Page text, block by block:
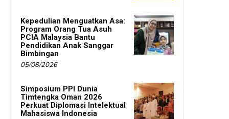
Kepedulian Menguatkan Asa:
Program Orang Tua Asuh
PCIA Malaysia Bantu
Pendidikan Anak Sanggar
Bimbingan
05/08/2026
Simposium PPI Dunia
Timtengka Oman 2026
Perkuat Diplomasi Intelektual
Mahasiswa Indonesia